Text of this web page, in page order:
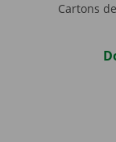
Cartons